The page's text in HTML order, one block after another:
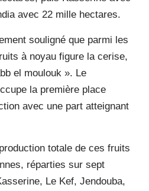
avec 22 mille hectares.
souligné que parmi les
à noyau figure la cerise,
el moulouk ». Le
la première place
avec une part atteignant
totale de ces fruits
réparties sur sept
Le Kef, Jendouba,